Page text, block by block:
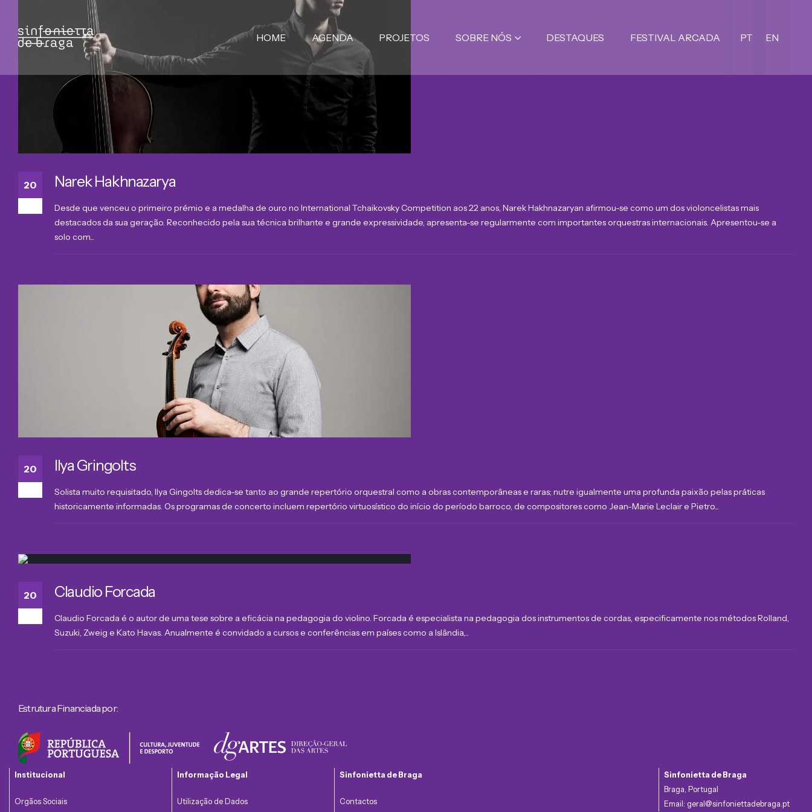
HOME AGENDA PROJETOS SOBRE NÓS DESTAQUES FESTIVAL ARCADA PT EN
20 Narek Hakhnazarya
Desde que venceu o primeiro prémio e a medalha de ouro no International Tchaikovsky Competition aos 22 anos, Narek Hakhnazaryan afirmou-se como um dos violoncelistas mais
destacados da sua geração. Reconhecido pela sua técnica brilhante e grande expressividade, apresenta-se regularmente com importantes orquestras internacionais. Apresentou-se a
solo com...
20 Ilya Gringolts
Solista muito requisitado, Ilya Gingolts dedica-se tanto ao grande repertório orquestral como a obras contemporâneas e raras; nutre igualmente uma profunda paixão pelas práticas
historicamente informadas. Os programas de concerto incluem repertório virtuosístico do início do período barroco, de compositores como Jean-Marie Leclair e Pietro...
20 Claudio Forcada
Claudio Forcada é o autor de uma tese sobre a eficácia na pedagogia do violino. Forcada é especialista na pedagogia dos instrumentos de cordas, especificamente nos métodos Rolland,
Suzuki, Zweig e Kato Havas. Anualmente é convidado a cursos e conferências em países como a Islândia,...
Estrutura Financiada por:
Institucional
Orgãos Sociais
Informação Legal
Utilização de Dados
Sinfonietta de Braga
Contactos
Sinfonietta de Braga
Braga, Portugal
Email: geral@sinfoniettadebraga.pt